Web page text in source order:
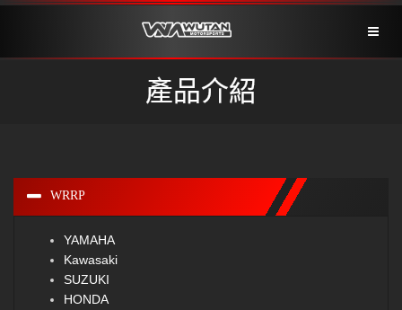
產品介紹
WRRP
YAMAHA
Kawasaki
SUZUKI
HONDA